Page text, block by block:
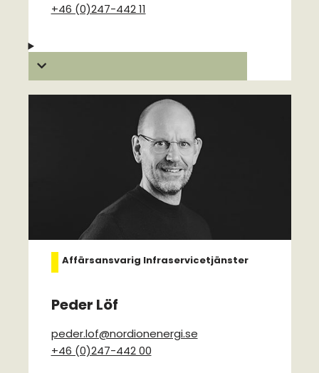
+46 (0)247-442 11
Affärsansvarig Infraservicetjänster
Peder Löf
peder.lof@nordionenergi.se
+46 (0)247-442 00